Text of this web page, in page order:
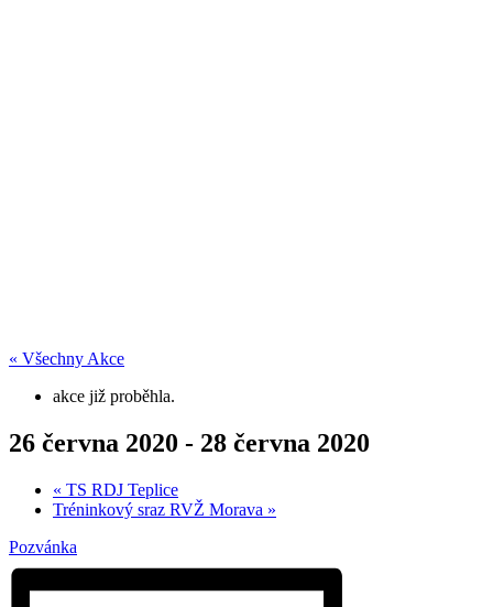
« Všechny Akce
akce již proběhla.
26 června 2020 - 28 června 2020
« TS RDJ Teplice
Tréninkový sraz RVŽ Morava »
Pozvánka